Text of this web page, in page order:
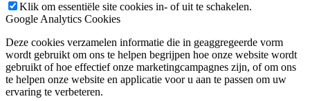
Klik om essentiële site cookies in- of uit te schakelen.
Google Analytics Cookies
Deze cookies verzamelen informatie die in geaggregeerde vorm
wordt gebruikt om ons te helpen begrijpen hoe onze website wordt
gebruikt of hoe effectief onze marketingcampagnes zijn, of om ons
te helpen onze website en applicatie voor u aan te passen om uw
ervaring te verbeteren.